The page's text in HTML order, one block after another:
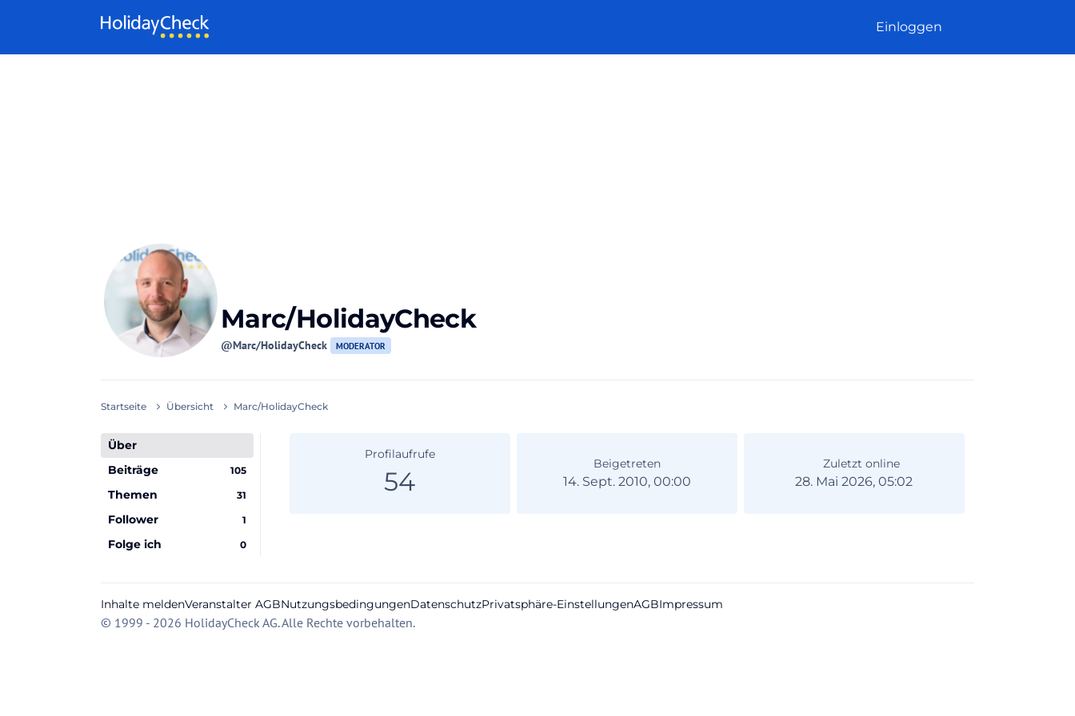
Einloggen
Marc/HolidayCheck
@Marc/HolidayCheck MODERATOR
Startseite Übersicht Marc/HolidayCheck
Über
Beiträge
105
Themen 31
Follower 1
Folge ich 0
Profilaufrufe
54
Beigetreten
14. Sept. 2010, 00:00
Zuletzt online
28. Mai 2026, 05:02
Inhalte meldenVeranstalter AGBNutzungsbedingungenDatenschutzPrivatsphäre-EinstellungenAGBImpressum
© 1999 - 2026 HolidayCheck AG. Alle Rechte vorbehalten.